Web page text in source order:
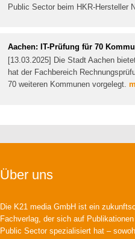
Public Sector beim HKR-Hersteller
Aachen: IT-Prüfung für 70
[13.03.2025] Die Stadt Aachen
hat der Fachbereich
70 weiteren Kommunen vorgelegt.
Über uns
Die K21 media GmbH ist ein
Fachverlag, der sich auf
Public Sector spezialisiert hat –